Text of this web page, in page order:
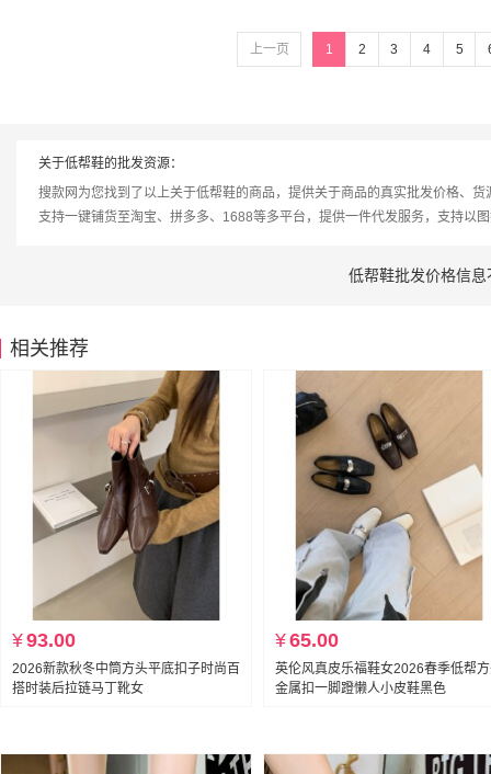
上一页 1 2 3 4 5
关于低帮鞋的批发资源：
搜款网为您找到了以上关于低帮鞋的商品，提供关于商品的真实批发价格、货
支持一键铺货至淘宝、拼多多、1688等多平台，提供一件代发服务，支持以
低帮鞋批发价格信
相关推荐
¥93.00
2026新款秋冬中筒方头平底扣子时尚百
搭时装后拉链马丁靴女
¥65.00
英伦风真皮乐福鞋女2026春季低帮
金属扣一脚蹬懒人小皮鞋黑色